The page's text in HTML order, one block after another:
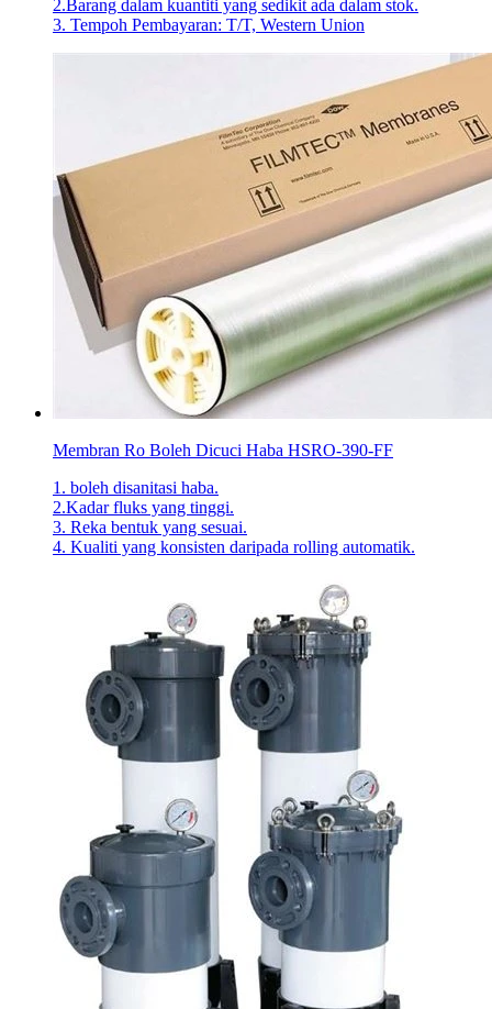
2.Barang dalam kuantiti yang sedikit ada dalam stok.
3. Tempoh Pembayaran: T/T, Western Union
Membran Ro Boleh Dicuci Haba HSRO-390-FF
1. boleh disanitasi haba.
2.Kadar fluks yang tinggi.
3. Reka bentuk yang sesuai.
4. Kualiti yang konsisten daripada rolling automatik.